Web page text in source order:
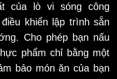
của lò vi sóng công
khiển lập trình sẵn
Cho phép bạn nấu
phẩm chỉ bằng một
bảo món ăn của bạn